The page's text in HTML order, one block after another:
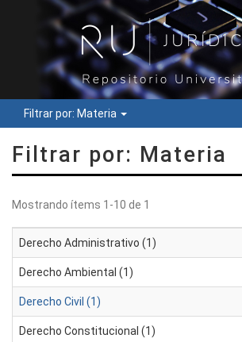
Filtrar por: Materia
Filtrar por: Materia
Mostrando ítems 1-10 de 1
Derecho Administrativo (1)
Derecho Ambiental (1)
Derecho Civil (1)
Derecho Constitucional (1)